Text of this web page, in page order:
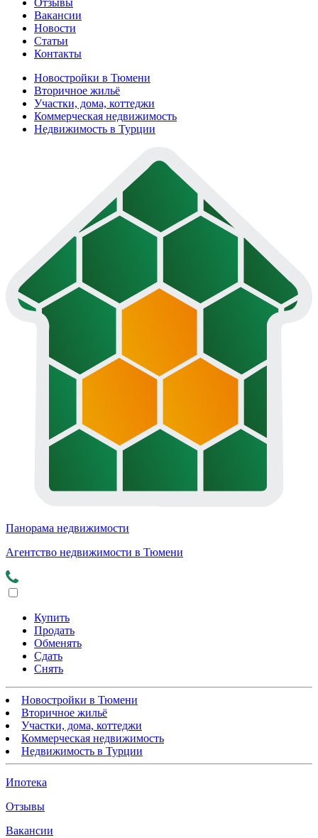
Отзывы
Вакансии
Новости
Статьи
Контакты
Новостройки в Тюмени
Вторичное жильё
Участки, дома, коттеджи
Коммерческая недвижимость
Недвижимость в Турции
Панорама недвижимости
Агентство недвижимости в Тюмени
Купить
Продать
Обменять
Сдать
Снять
Новостройки в Тюмени
Вторичное жильё
Участки, дома, коттеджи
Коммерческая недвижимость
Недвижимость в Турции
Ипотека
Отзывы
Вакансии